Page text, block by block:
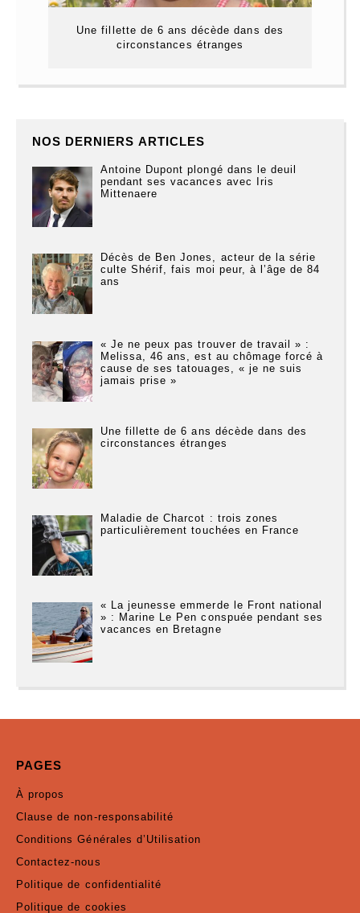
Une fillette de 6 ans décède dans des
circonstances étranges
NOS DERNIERS ARTICLES
Antoine Dupont plongé dans le deuil
pendant ses vacances avec Iris
Mittenaere
Décès de Ben Jones, acteur de la série
culte Shérif, fais moi peur, à l’âge de 84
ans
« Je ne peux pas trouver de travail » :
Melissa, 46 ans, est au chômage forcé à
cause de ses tatouages, « je ne suis
jamais prise »
Une fillette de 6 ans décède dans des
circonstances étranges
Maladie de Charcot : trois zones
particulièrement touchées en France
« La jeunesse emmerde le Front national
» : Marine Le Pen conspuée pendant ses
vacances en Bretagne
PAGES
À propos
Clause de non-responsabilité
Conditions Générales d’Utilisation
Contactez-nous
Politique de confidentialité
Politique de cookies